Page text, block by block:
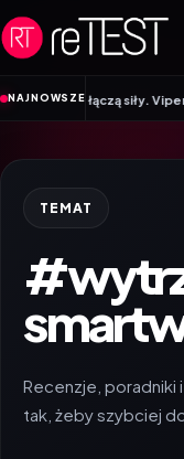
Przejdź do treści
NAJNOWSZE
łączą siły. Viper Steel 5
TEMAT
Recenzje, poradniki
tak, żeby szybciej